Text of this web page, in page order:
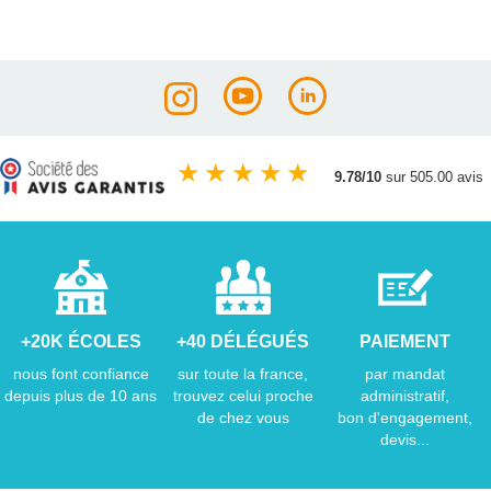
★ ★ ★ ★ ★ 9.78/10 sur 505.00 avis
+20K ÉCOLES
nous font confiance
depuis plus de 10 ans
+40 DÉLÉGUÉS
sur toute la france,
trouvez celui proche
de chez vous
PAIEMENT
par mandat
administratif,
bon d'engagement,
devis...